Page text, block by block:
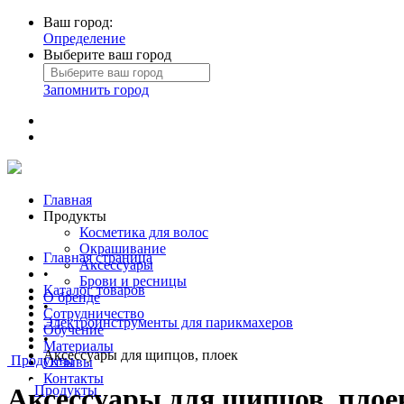
Ваш город:
Определение
Выберите ваш город
Запомнить город
Главная
Продукты
Косметика для волос
Окрашивание
Аксессуары
Брови и ресницы
О бренде
Сотрудничество
Обучение
Материалы
Отзывы
Контакты
Продукты
Продукты
Главная страница
•
Каталог товаров
•
Электроинструменты для парикмахеров
•
Аксессуары для щипцов, плоек